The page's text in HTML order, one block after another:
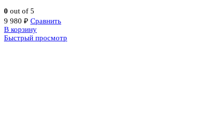
0 out of 5
9 980 ₽ Сравнить
В корзину
Быстрый просмотр